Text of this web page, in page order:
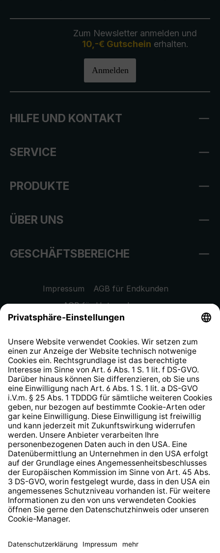
Zum Newsletter anmelden und
10,-€ Gutschein erhalten.
Anmelden
HILFE UND KONTAKT
SERVICE
PRODUKTE
ÜBER UNS
GESCHÄFTSBEREICHE
Impressum
AGB für Endkunden
AGB für Unternehmen
Datenschutzhinweis
Widerrufsrecht
Hinweisgeberschutzsystem
Barrierefreiheit
* Alle Preise inkl. gesetzl. Mehrwertsteuer zzgl.
anders angegeben.